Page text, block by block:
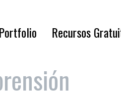
Portfolio Recursos